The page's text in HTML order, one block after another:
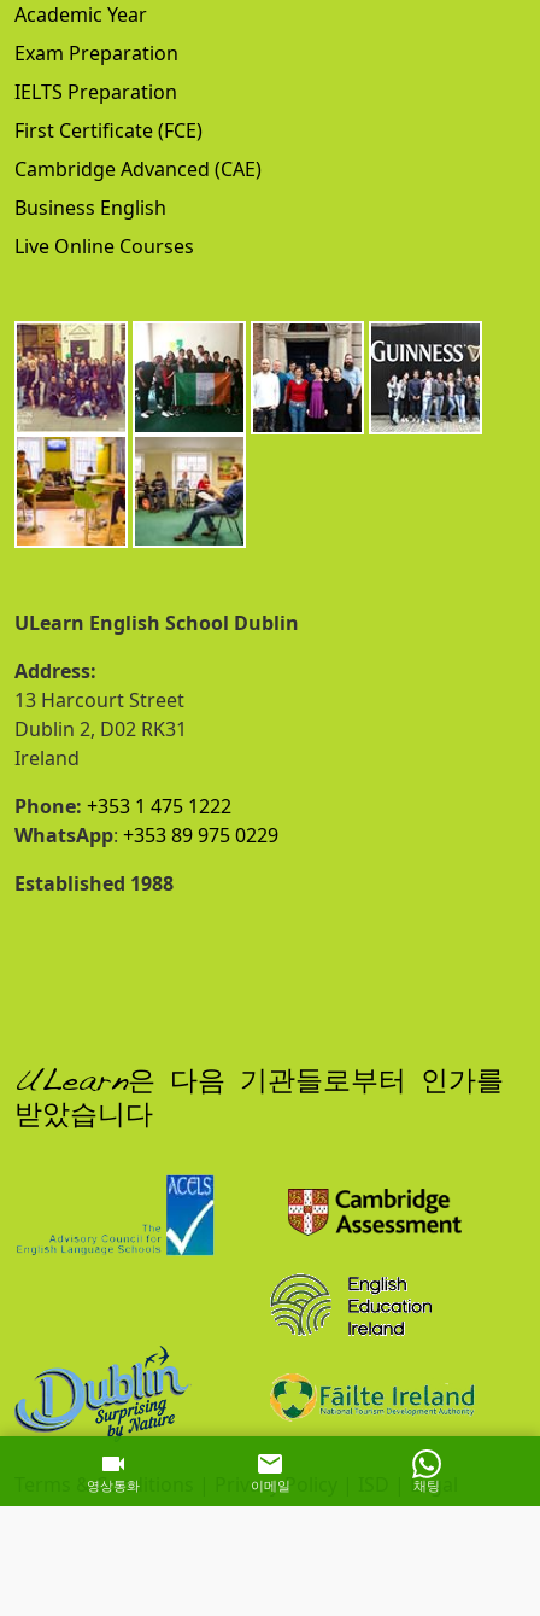
Academic Year
Exam Preparation
IELTS Preparation
First Certificate (FCE)
Cambridge Advanced (CAE)
Business English
Live Online Courses
ULearn English School Dublin
Address:
13 Harcourt Street
Dublin 2, D02 RK31
Ireland
Phone: +353 1 475 1222
WhatsApp: +353 89 975 0229
Established 1988
ULearn은 다음 기관들로부터 인가를
받았습니다
Terms & Conditions Privacy Policy Legal
영상통화 이메일 채팅